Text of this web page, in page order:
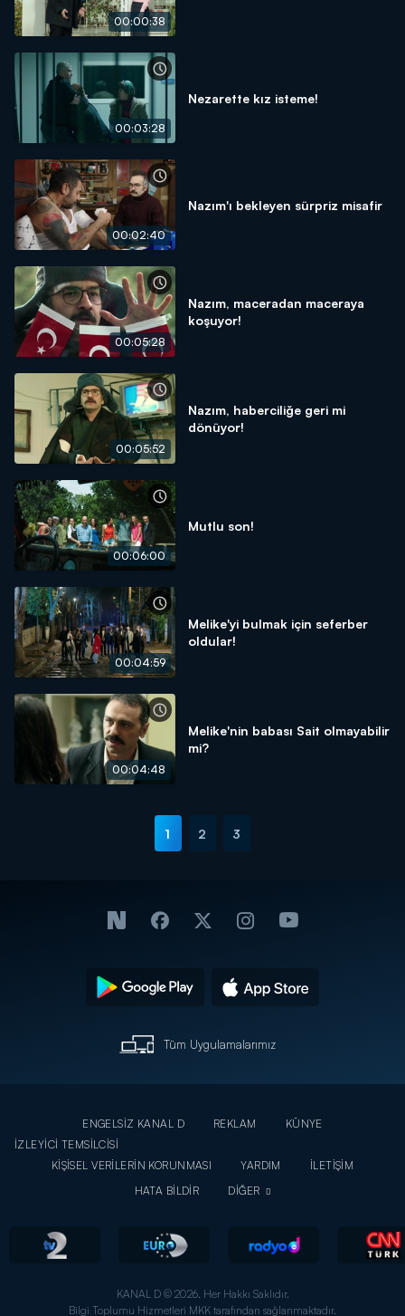
00:00:38
00:03:28
Nezarette kız isteme!
00:02:40
Nazım'ı bekleyen sürpriz misafir
00:05:28
Nazım, maceradan maceraya
koşuyor!
00:05:52
Nazım, haberciliğe geri mi
dönüyor!
00:06:00
Mutlu son!
00:04:59
Melike'yi bulmak için seferber
oldular!
00:04:48
Melike'nin babası Sait olmayabilir
mi?
1 2 3
Tüm Uygulamalarımız
ENGELSİZ KANAL D REKLAM
KÜNYE
İZLEYİCİ TEMSİLCİSİ
KİŞİSEL VERİLERİN KORUNMASI
YARDIM
İLETİŞİM
HATA BİLDİR
DİĞER
KANAL D © 2026. Her Hakkı Saklıdır.
Bilgi Toplumu Hizmetleri MKK tarafından sağlanmaktadır.